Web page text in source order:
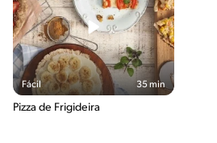
Fácil 35 min
Pizza de Frigideira